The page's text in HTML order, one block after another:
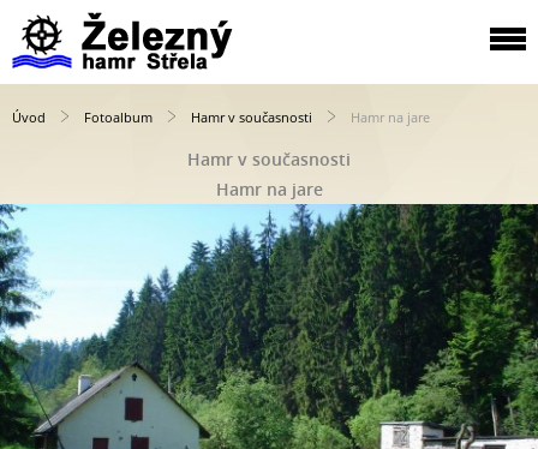
Úvod Fotoalbum Hamr v současnosti Hamr na jare
Hamr v současnosti
Hamr na jare